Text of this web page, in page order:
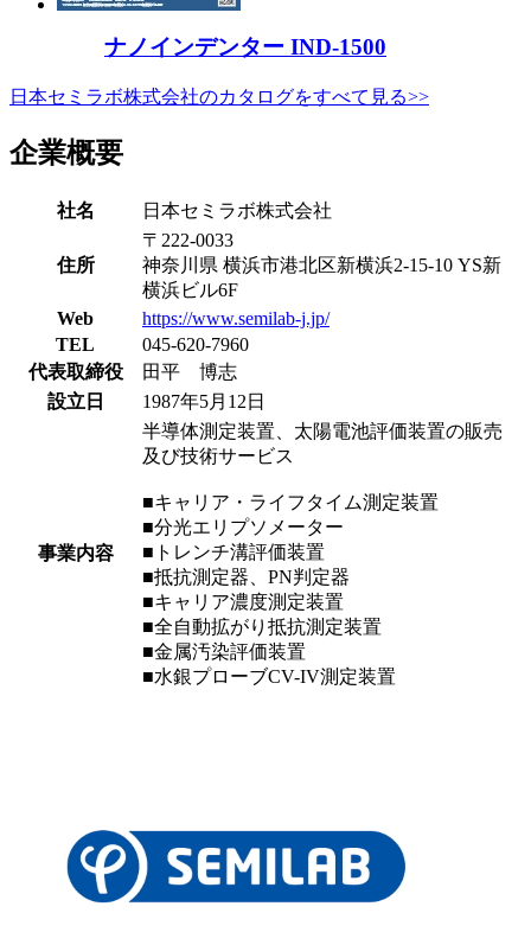
ナノインデンター IND-1500
日本セミラボ株式会社のカタログをすべて見る>>
企業概要
社名 日本セミラボ株式会社
住所
〒222-0033
神奈川県 横浜市港北区新横浜2-15-10 YS新
横浜ビル6F
Web
https://www.semilab-j.jp/
TEL
045-620-7960
代表取締役
田平 博志
設立日
1987年5月12日
事業内容
半導体測定装置、太陽電池評価装置の販売
及び技術サービス
■キャリア・ライフタイム測定装置
■分光エリプソメーター
■トレンチ溝評価装置
■抵抗測定器、PN判定器
■キャリア濃度測定装置
■全自動拡がり抵抗測定装置
■金属汚染評価装置
■水銀プローブCV-IV測定装置